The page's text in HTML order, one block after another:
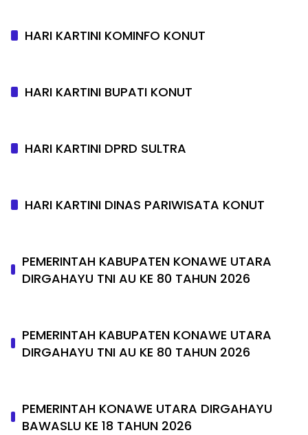
HARI KARTINI KOMINFO KONUT
HARI KARTINI BUPATI KONUT
HARI KARTINI DPRD SULTRA
HARI KARTINI DINAS PARIWISATA KONUT
PEMERINTAH KABUPATEN KONAWE UTARA
DIRGAHAYU TNI AU KE 80 TAHUN 2026
PEMERINTAH KABUPATEN KONAWE UTARA
DIRGAHAYU TNI AU KE 80 TAHUN 2026
PEMERINTAH KONAWE UTARA DIRGAHAYU
BAWASLU KE 18 TAHUN 2026